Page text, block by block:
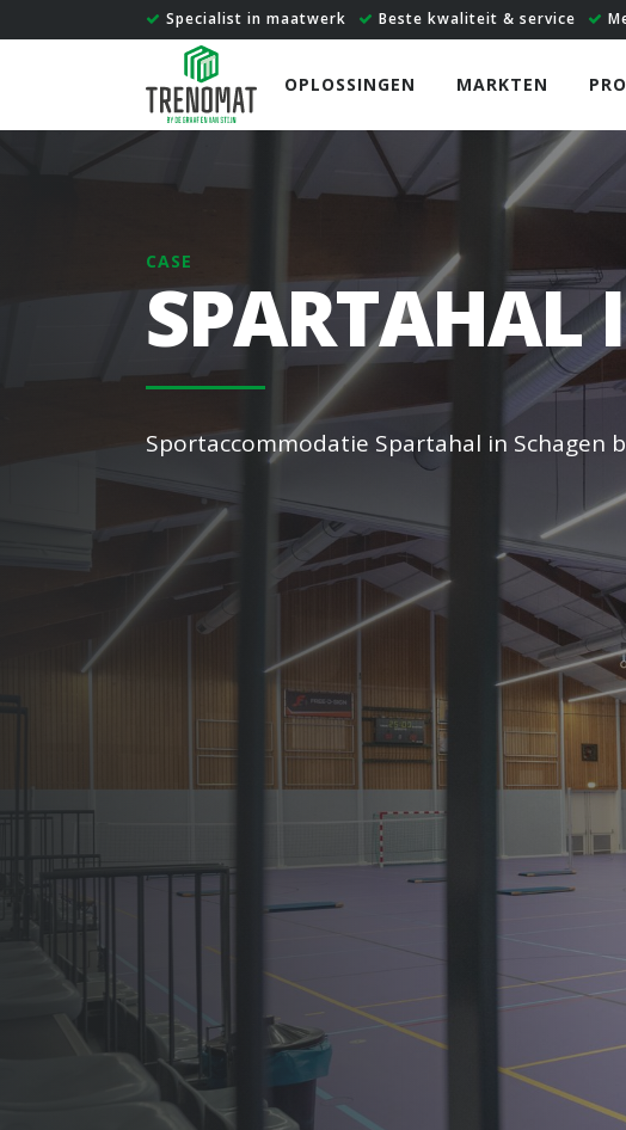
Specialist in maatwerk Beste kwaliteit & service
OPLOSSINGEN MARKTEN
CASE
SPARTAHAL
Sportaccommodatie Spartahal in Schagen